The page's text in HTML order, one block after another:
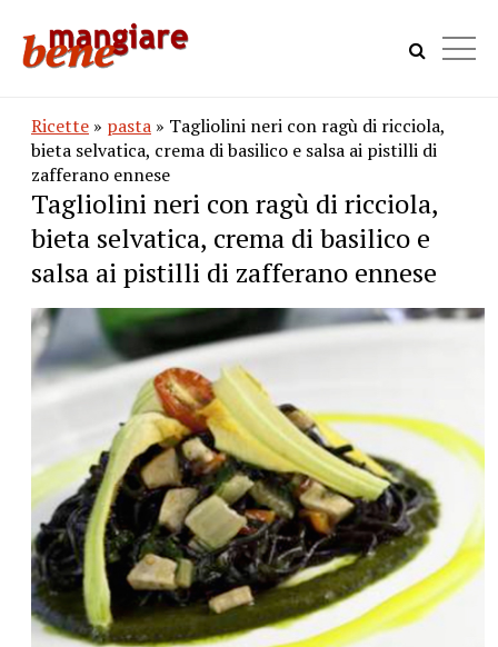
Ricette » pasta » Tagliolini neri con ragù di ricciola,
bieta selvatica, crema di basilico e salsa ai pistilli di
zafferano ennese
Tagliolini neri con ragù di ricciola,
bieta selvatica, crema di basilico e
salsa ai pistilli di zafferano ennese